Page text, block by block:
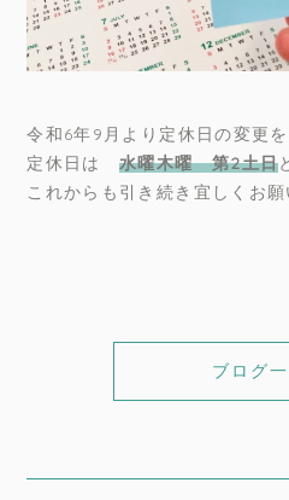
令和6年9月より定休日の変更を
定休日は水曜木曜 第2土日
これからも引き続き宜しくお
ブログ